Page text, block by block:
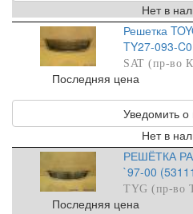
Нет в
Решетка
TY27-093-
SAT (пр-во
Последняя цена
Уведомить о
Нет в
РЕШЁТКА
`97-00
TYG (пр-во
Последняя цена